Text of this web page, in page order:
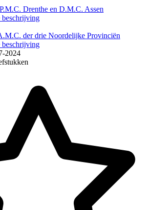
Drenthe en D.M.C. Assen
beschrijving
der drie Noordelijke Provinciën
beschrijving
2024